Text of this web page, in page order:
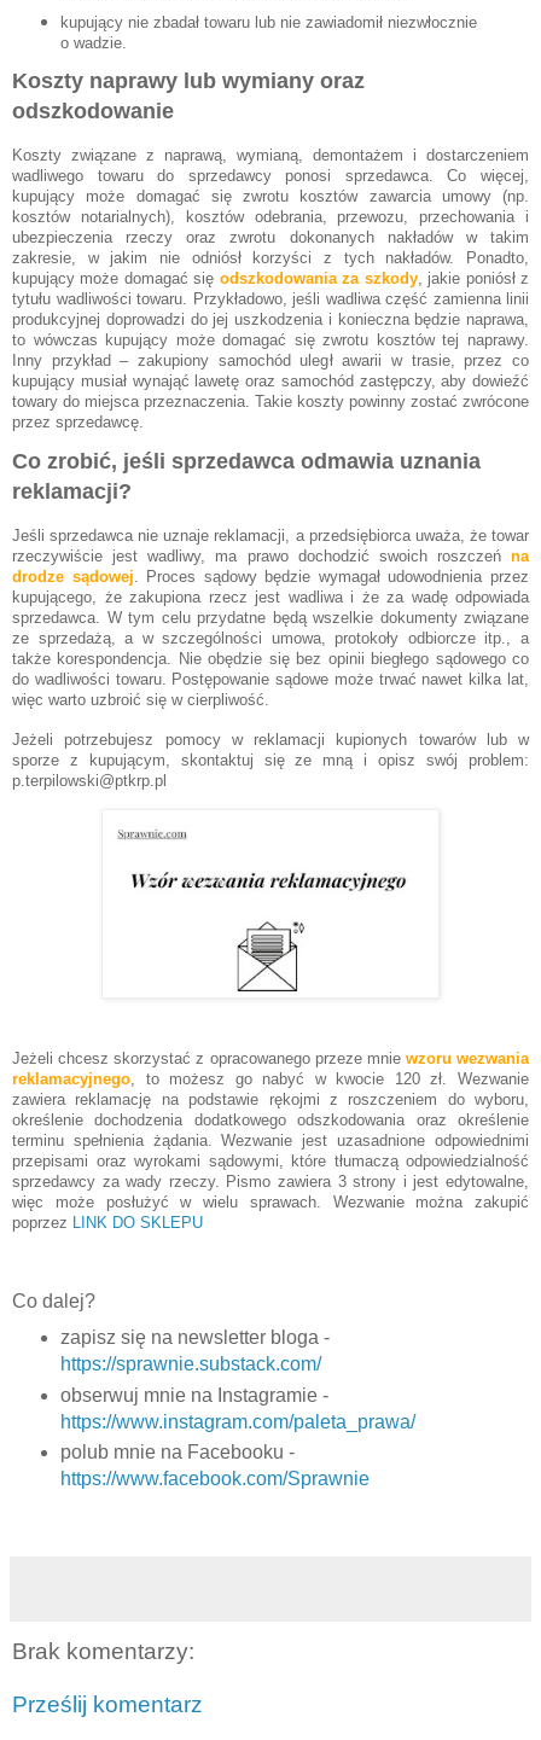
kupujący nie zbadał towaru lub nie zawiadomił niezwłocznie
o wadzie.
Koszty naprawy lub wymiany oraz
odszkodowanie
Koszty związane z naprawą, wymianą, demontażem i dostarczeniem
wadliwego towaru do sprzedawcy ponosi sprzedawca. Co więcej,
kupujący może domagać się zwrotu kosztów zawarcia umowy (np.
kosztów notarialnych), kosztów odebrania, przewozu, przechowania i
ubezpieczenia rzeczy oraz zwrotu dokonanych nakładów w takim
zakresie, w jakim nie odniósł korzyści z tych nakładów. Ponadto,
kupujący może domagać się odszkodowania za szkody, jakie poniósł z
tytułu wadliwości towaru. Przykładowo, jeśli wadliwa część zamienna linii
produkcyjnej doprowadzi do jej uszkodzenia i konieczna będzie naprawa,
to wówczas kupujący może domagać się zwrotu kosztów tej naprawy.
Inny przykład – zakupiony samochód uległ awarii w trasie, przez co
kupujący musiał wynająć lawetę oraz samochód zastępczy, aby dowieźć
towary do miejsca przeznaczenia. Takie koszty powinny zostać zwrócone
przez sprzedawcę.
Co zrobić, jeśli sprzedawca odmawia uznania
reklamacji?
Jeśli sprzedawca nie uznaje reklamacji, a przedsiębiorca uważa, że towar
rzeczywiście jest wadliwy, ma prawo dochodzić swoich roszczeń na
drodze sądowej . Proces sądowy będzie wymagał udowodnienia przez
kupującego, że zakupiona rzecz jest wadliwa i że za wadę odpowiada
sprzedawca. W tym celu przydatne będą wszelkie dokumenty związane
ze sprzedażą, a w szczególności umowa, protokoły odbiorcze itp., a
także korespondencja. Nie obędzie się bez opinii biegłego sądowego co
do wadliwości towaru. Postępowanie sądowe może trwać nawet kilka lat,
więc warto uzbroić się w cierpliwość.
Jeżeli potrzebujesz pomocy w reklamacji kupionych towarów lub w
sporze z kupującym, skontaktuj się ze mną i opisz swój problem:
p.terpilowski@ptkrp.pl
Jeżeli chcesz skorzystać z opracowanego przeze mnie wzoru wezwania
reklamacyjnego, to możesz go nabyć w kwocie 120 zł. Wezwanie
zawiera reklamację na podstawie rękojmi z roszczeniem do wyboru,
określenie dochodzenia dodatkowego odszkodowania oraz określenie
terminu spełnienia żądania. Wezwanie jest uzasadnione odpowiednimi
przepisami oraz wyrokami sądowymi, które tłumaczą odpowiedzialność
sprzedawcy za wady rzeczy. Pismo zawiera 3 strony i jest edytowalne,
więc może posłużyć w wielu sprawach. Wezwanie można zakupić
poprzez LINK DO SKLEPU
Co dalej?
zapisz się na newsletter bloga -
https://sprawnie.substack.com/
obserwuj mnie na Instagramie -
https://www.instagram.com/paleta_prawa/
polub mnie na Facebooku -
https://www.facebook.com/Sprawnie
Brak komentarzy:
Prześlij komentarz